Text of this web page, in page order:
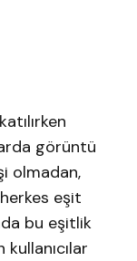
görüntü
olmadan,
eşit
bu eşitlik